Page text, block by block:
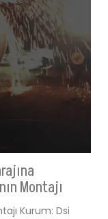
Montajı
Kurum: Dsi